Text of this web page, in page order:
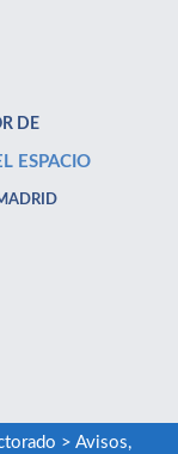
DE
ESPACIO
> Avisos,